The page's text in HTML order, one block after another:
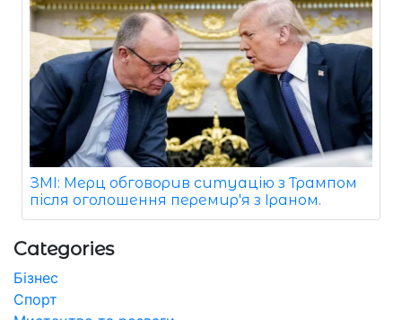
ЗМІ: Мерц обговорив ситуацію з Трампом
після оголошення перемир'я з Іраном.
Categories
Бізнес
Спорт